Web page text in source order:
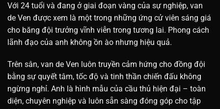
Với 24 tuổi và đang ở giai đoạn vàng của sự nghiệp, van
de Ven được xem là một trong những ứng cử viên sáng giá
cho băng đội trưởng vĩnh viễn trong tương lai. Phong cách
lãnh đạo của anh không ồn ào nhưng hiệu quả.
Trên sân, van de Ven luôn truyền cảm hứng cho đồng đội
bằng sự quyết tâm, tốc độ và tinh thần chiến đấu không
ngừng nghỉ. Anh là hình mẫu của cầu thủ hiện đại – toàn
diện, chuyên nghiệp và luôn sẵn sàng đóng góp cho tập